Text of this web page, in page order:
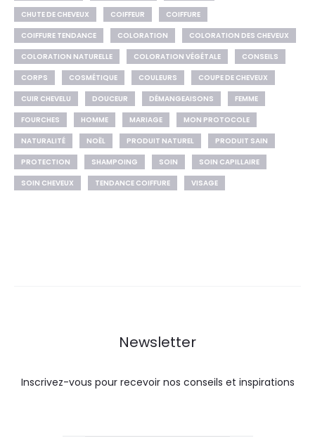
CHUTE DE CHEVEUX
COIFFEUR
COIFFURE
COIFFURE TENDANCE
COLORATION
COLORATION DES CHEVEUX
COLORATION NATURELLE
COLORATION VÉGÉTALE
CONSEILS
CORPS
COSMÉTIQUE COULEURS
COUPE DE CHEVEUX
CUIR CHEVELU
DOUCEUR DÉMANGEAISONS
FEMME
FOURCHES
HOMME MARIAGE
MON PROTOCOLE
NATURALITÉ
NOËL PRODUIT NATUREL
PRODUIT SAIN
PROTECTION
SHAMPOING SOIN
SOIN CAPILLAIRE
SOIN CHEVEUX
TENDANCE COIFFURE VISAGE
Newsletter
Inscrivez-vous pour recevoir nos conseils et inspirations